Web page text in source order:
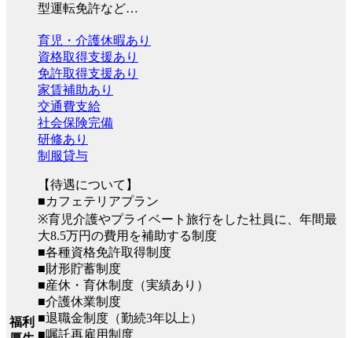
型運転免許など…
福利
育児・介護休暇あり
資格取得支援あり
免許取得支援あり
家賃補助あり
交通費支給
社会保険完備
研修あり
制服貸与
【待遇について】
■カフェテリアプラン
※育児介護やプライベート旅行をした社員に、年間最
大8.5万円の費用を補助する制度
■各種資格免許取得制度
■財形貯蓄制度
■産休・育休制度（実績あり）
■介護休業制度
■退職金制度（勤続3年以上）
■嘱託再雇用制度